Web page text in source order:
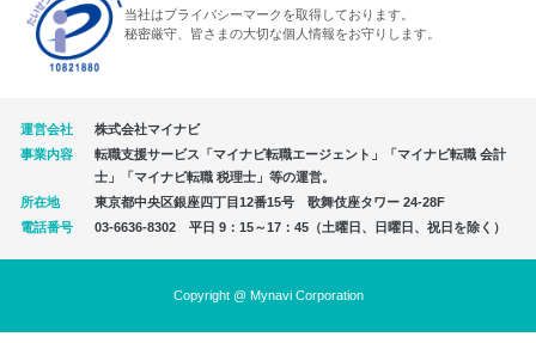
当社はプライバシーマークを取得しております。
秘密厳守、皆さまの大切な個人情報をお守りします。
運営会社
株式会社マイナビ
事業内容
転職支援サービス「マイナビ転職エージェント」「マイナビ転職 会計
士」「マイナビ転職 税理士」等の運営。
所在地
東京都中央区銀座四丁目12番15号 歌舞伎座タワー 24-28F
電話番号
03-6636-8302 平日 9：15～17：45（土曜日、日曜日、祝日を除く）
Copyright @ Mynavi Corporation